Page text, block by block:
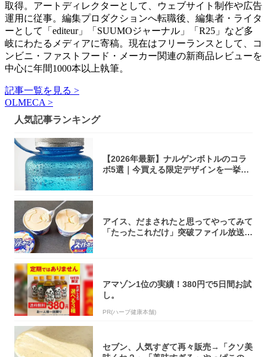
取得。アートディレクターとして、ウェブサイト制作や広告
運用に従事。編集プロダクションへ転職後、編集者・ライタ
ーとして「editeur」「SUUMOジャーナル」「R25」など多
岐にわたるメディアに寄稿。現在はフリーランスとして、コ
ンビニ・ファストフード・メーカー関連の新商品レビューを
中心に年間1000本以上執筆。
記事一覧を見る >
OLMECA >
人気記事ランキング
【2026年最新】ナルゲンボトルのコラ
ボ5選｜今買える限定デザインを一挙紹
アイス、だまされたと思ってやってみて
「たったこれだけ」突破ファイル放送で
アマゾン1位の実績！380円で5日間お試
し。
PR(ハーブ健康本舗)
セブン、人気すぎて再々販売→「クソ美